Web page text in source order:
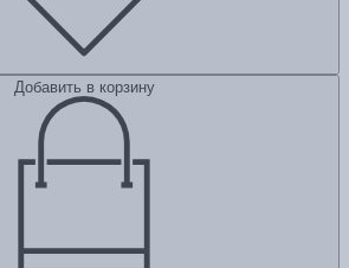
Добавить в корзину